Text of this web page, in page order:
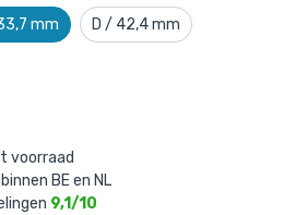
mm D / 42,4 mm
voorraad
binnen BE en NL
9,1/10
- zwart-C / 33,7
BTW/ stuk